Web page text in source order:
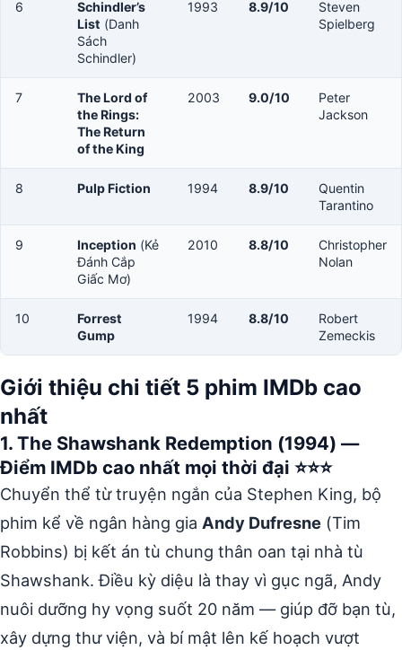
6
Schindler’s
List (Danh
Sách
Schindler)
1993 8.9/10
Steven
Spielberg
7
The Lord of
the Rings:
The Return
of the King
2003 9.0/10
Peter
Jackson
8 Pulp Fiction 1994 8.9/10
Quentin
Tarantino
9 Inception (Kẻ
Đánh Cắp
Giấc Mơ)
2010 8.8/10
Christopher
Nolan
10
Forrest
Gump
1994 8.8/10
Robert
Zemeckis
Giới thiệu chi tiết 5 phim IMDb cao
nhất
1. The Shawshank Redemption (1994) —
Điểm IMDb cao nhất mọi thời đại ⭐⭐⭐
Chuyển thể từ truyện ngắn của Stephen King, bộ
phim kể về ngân hàng gia Andy Dufresne (Tim
Robbins) bị kết án tù chung thân oan tại nhà tù
Shawshank. Điều kỳ diệu là thay vì gục ngã, Andy
nuôi dưỡng hy vọng suốt 20 năm — giúp đỡ bạn tù,
xây dựng thư viện, và bí mật lên kế hoạch vượt